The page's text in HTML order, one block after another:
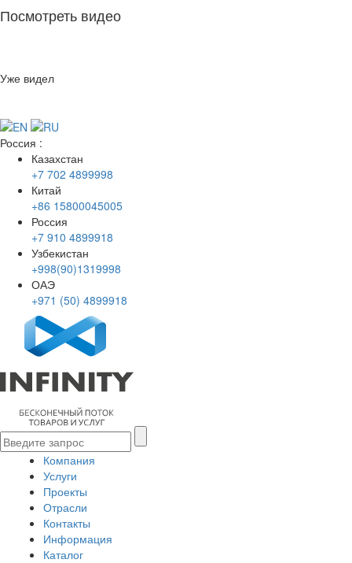
Посмотреть видео
Уже видел
Россия :
Казахстан
+7 702 4899998
Китай
+86 15800045005
Россия
+7 910 4899918
Узбекистан
+998(90)1319998
ОАЭ
+971 (50) 4899918
Компания
Услуги
Проекты
Отрасли
Контакты
Информация
Каталог